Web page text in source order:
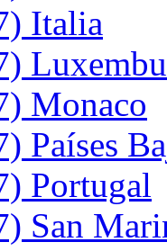
Italia
Monaco
Países
Portugal
San